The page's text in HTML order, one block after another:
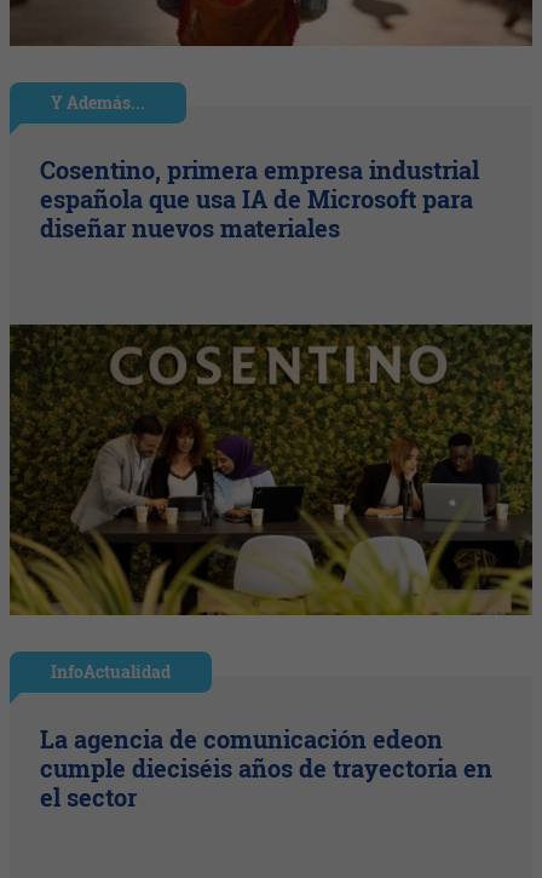
Y Además...
Cosentino, primera empresa industrial
española que usa IA de Microsoft para
diseñar nuevos materiales
InfoActualidad
La agencia de comunicación edeon
cumple dieciséis años de trayectoria en
el sector